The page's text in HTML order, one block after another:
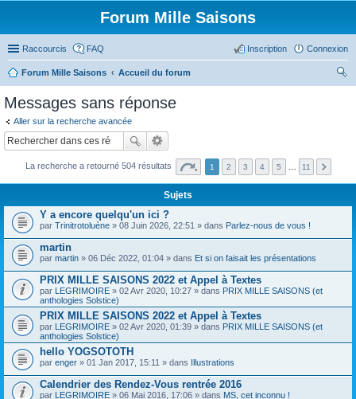
Forum Mille Saisons
Raccourcis FAQ Connexion
Inscription
Forum Mille Saisons
Accueil du forum
Messages sans réponse
Aller sur la recherche avancée
La recherche a retourné 504 résultats 1 2 3 4 5 11
Sujets
Y a encore quelqu'un ici ?
par Trinitrotoluène » 08 Juin 2026, 22:51 » dans Parlez-nous de vous !
martin
par martin » 06 Déc 2022, 01:04 » dans Et si on faisait les présentations
PRIX MILLE SAISONS 2022 et Appel à Textes
par LEGRIMOIRE » 02 Avr 2020, 10:27 » dans PRIX MILLE SAISONS (et
anthologies Solstice)
PRIX MILLE SAISONS 2022 et Appel à Textes
par LEGRIMOIRE » 02 Avr 2020, 01:39 » dans PRIX MILLE SAISONS (et
anthologies Solstice)
hello YOGSOTOTH
par enger » 01 Jan 2017, 15:11 » dans Illustrations
Calendrier des Rendez-Vous rentrée 2016
par LEGRIMOIRE » 06 Mai 2016, 17:06 » dans MS, cet inconnu !